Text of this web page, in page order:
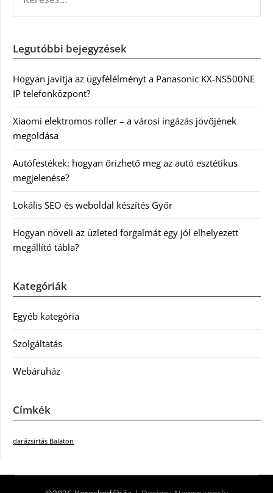
Legutóbbi bejegyzések
Hogyan javítja az ügyfélélményt a Panasonic KX-NS500NE
IP telefonközpont?
Xiaomi elektromos roller – a városi ingázás jövőjének
megoldása
Autófestékek: hogyan őrizhető meg az autó esztétikus
megjelenése?
Lokális SEO és weboldal készítés Győr
Hogyan növeli az üzleted forgalmát egy jól elhelyezett
megállító tábla?
Kategóriák
Egyéb kategória
Szolgáltatás
Webáruház
Címkék
darázsirtás Balaton